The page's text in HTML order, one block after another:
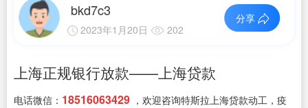
bkd7c3
2023年1月20日 202
分享
上海正规银行放款——上海贷款
电话微信： 18516063429 ，欢迎咨询特斯拉上海贷款动工，疫